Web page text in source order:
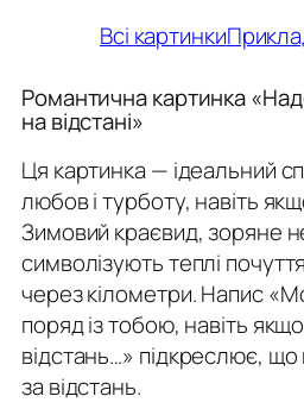
Всі картинки
Романтична картинка
на відстані»
Ця картинка — ідеальний
любов і турботу, навіть
Зимовий краєвид, зоряне
символізують теплі
через кілометри. Напис
поряд із тобою, навіть
відстань…» підкреслює, що
за відстань.